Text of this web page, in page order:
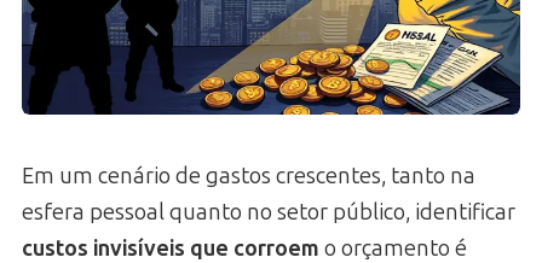
Em um cenário de gastos crescentes, tanto na
esfera pessoal quanto no setor público, identificar
custos invisíveis que corroem o orçamento é